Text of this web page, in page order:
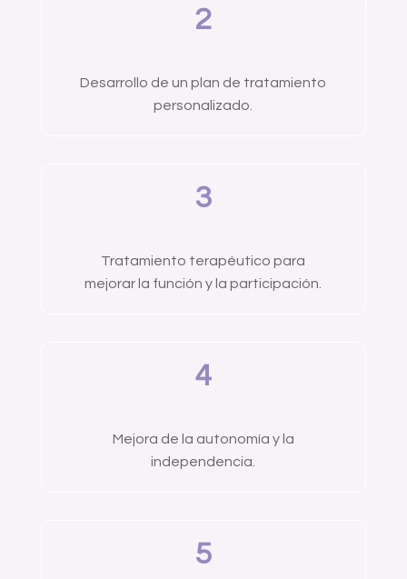
2
Desarrollo de un plan de tratamiento
personalizado.
3
Tratamiento terapéutico para
mejorar la función y la participación.
4
Mejora de la autonomía y la
independencia.
5